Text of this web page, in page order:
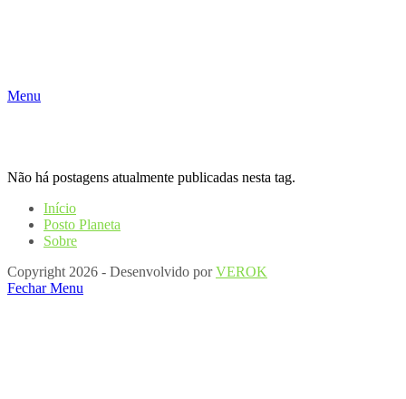
Menu
Não há postagens atualmente publicadas nesta tag.
Início
Posto Planeta
Sobre
Copyright 2026 - Desenvolvido porVEROK
Fechar Menu